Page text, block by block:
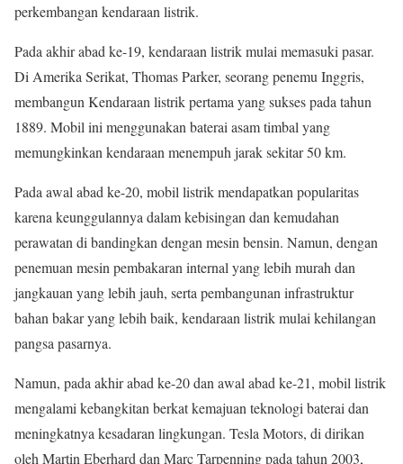
perkembangan kendaraan listrik.
Pada akhir abad ke-19, kendaraan listrik mulai memasuki pasar.
Di Amerika Serikat, Thomas Parker, seorang penemu Inggris,
membangun Kendaraan listrik pertama yang sukses pada tahun
1889. Mobil ini menggunakan baterai asam timbal yang
memungkinkan kendaraan menempuh jarak sekitar 50 km.
Pada awal abad ke-20, mobil listrik mendapatkan popularitas
karena keunggulannya dalam kebisingan dan kemudahan
perawatan di bandingkan dengan mesin bensin. Namun, dengan
penemuan mesin pembakaran internal yang lebih murah dan
jangkauan yang lebih jauh, serta pembangunan infrastruktur
bahan bakar yang lebih baik, kendaraan listrik mulai kehilangan
pangsa pasarnya.
Namun, pada akhir abad ke-20 dan awal abad ke-21, mobil listrik
mengalami kebangkitan berkat kemajuan teknologi baterai dan
meningkatnya kesadaran lingkungan. Tesla Motors, di dirikan
oleh Martin Eberhard dan Marc Tarpenning pada tahun 2003,